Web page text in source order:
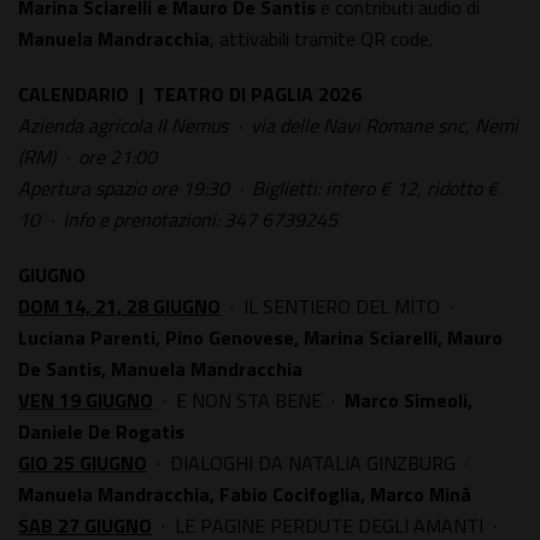
Marina Sciarelli e Mauro De Santis e contributi audio di
Manuela Mandracchia, attivabili tramite QR code.
CALENDARIO | TEATRO DI PAGLIA 2026
Azienda agricola Il Nemus · via delle Navi Romane snc, Nemi
(RM) · ore 21:00
Apertura spazio ore 19:30 · Biglietti: intero € 12, ridotto €
10 · Info e prenotazioni: 347 6739245
GIUGNO
DOM 14, 21, 28 GIUGNO · IL SENTIERO DEL MITO ·
Luciana Parenti, Pino Genovese, Marina Sciarelli, Mauro
De Santis, Manuela Mandracchia
VEN 19 GIUGNO · E NON STA BENE · Marco Simeoli,
Daniele De Rogatis
GIO 25 GIUGNO · DIALOGHI DA NATALIA GINZBURG ·
Manuela Mandracchia, Fabio Cocifoglia, Marco Minà
SAB 27 GIUGNO · LE PAGINE PERDUTE DEGLI AMANTI ·